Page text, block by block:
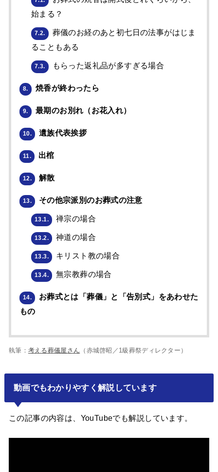
始まる？
7.2.
葬儀のお経のあと初七日の法事がはじま
ることもある
7.3. もらった返礼品が多すぎる場合
8. 焼香が終わったら
9. 最期のお別れ（お花入れ）
10. 遺族代表挨拶
11. 出棺
12. 解散
13. その他宗派別のお葬式の注意
13.1. 禅宗の場合
13.2. 神道の場合
13.3. キリスト教の場合
13.4. 無宗教葬の場合
14.
お葬式とは「葬儀」と「告別式」をあわせた
もの
執筆： 考える葬儀屋さん （赤城啓昭／1級葬祭ディレクター）
動画でもわかりやすく解説しています
この記事の内容は、YouTubeでも解説しています。